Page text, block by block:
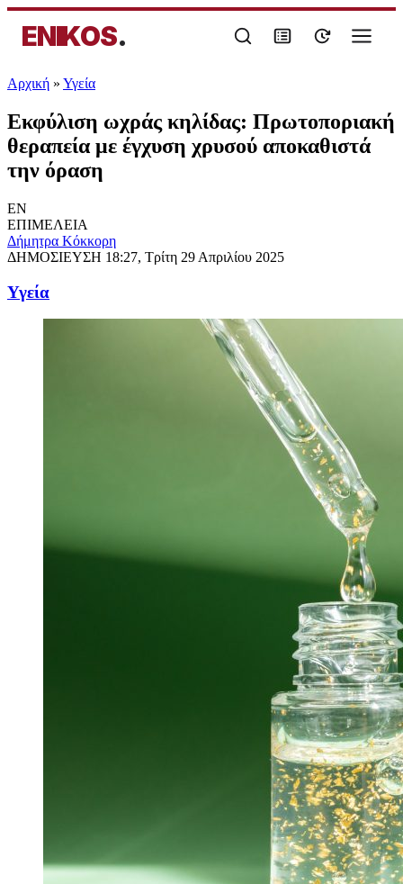
ENIKOS.
Αρχική » Υγεία
Εκφύλιση ωχράς κηλίδας: Πρωτοποριακή
θεραπεία με έγχυση χρυσού αποκαθιστά
την όραση
EN
ΕΠΙΜΕΛΕΙΑ
Δήμητρα Κόκκορη
ΔΗΜΟΣΙΕΥΣΗ 18:27, Τρίτη 29 Απριλίου 2025
Υγεία